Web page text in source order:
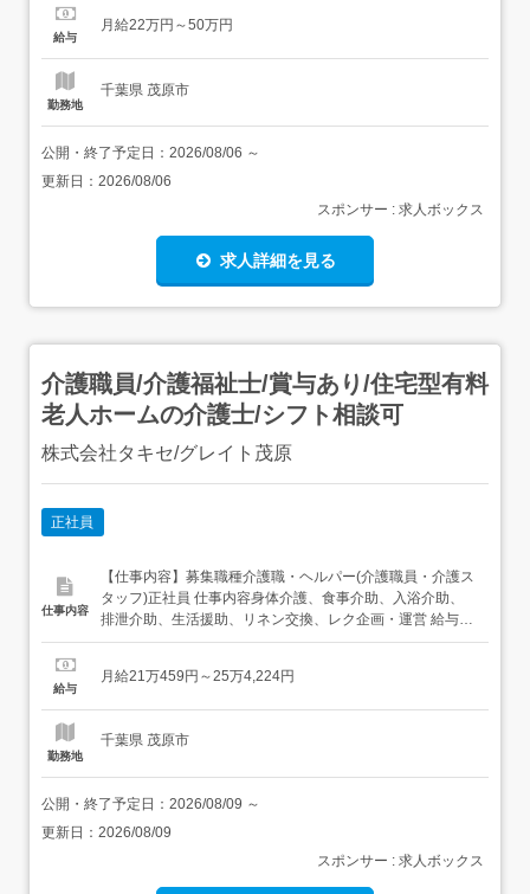
限20,000円交通費別途支給引越手当 全額固定残業代なし試
給与
月給22万円～50万円
勤務地
千葉県 茂原市
公開・終了予定日： 2026/08/06 ～
更新日： 2026/08/06
スポンサー : 求人ボックス
求人詳細を見る
介護職員/介護福祉士/賞与あり/住宅型有料
老人ホームの介護士/シフト相談可
株式会社タキセ/グレイト茂原
正社員
仕事内容
【仕事内容】募集職種介護職・ヘルパー(介護職員・介護ス
タッフ)正社員 仕事内容身体介護、食事介助、入浴介助、
排泄介助、生活援助、リネン交換、レク企画・運営 給与・
手当<給与>月給210,459〜254,224円<基本給>169,250〜
額:15,000円夜勤手当:8,000円/回<賞与>賞与あり...
給与
月給21万459円～25万4,224円
勤務地
千葉県 茂原市
公開・終了予定日： 2026/08/09 ～
更新日： 2026/08/09
スポンサー : 求人ボックス